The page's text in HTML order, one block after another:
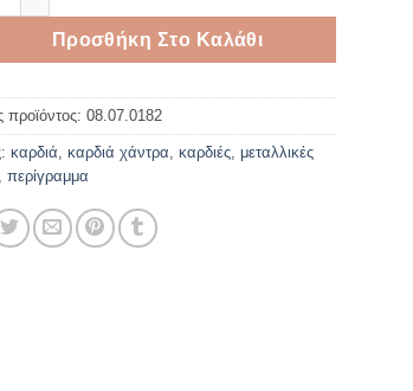
Προσθήκη Στο Καλάθι
προϊόντος: 08.07.0182
καρδιά καρδιά χάντρα καρδιές μεταλλικές
περίγραμμα